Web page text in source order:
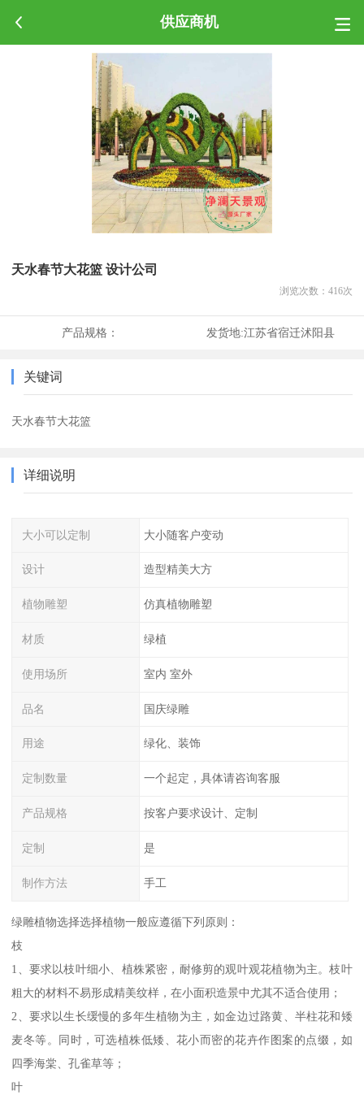
供应商机
天水春节大花篮 设计公司
浏览次数： 416次
产品规格： 发货地:江苏省宿迁沭阳县
关键词
天水春节大花篮
详细说明
大小可以定制 大小随客户变动
设计 造型精美大方
植物雕塑 仿真植物雕塑
材质 绿植
使用场所 室内 室外
品名 国庆绿雕
用途 绿化、装饰
定制数量 一个起定，具体请咨询客服
产品规格 按客户要求设计、定制
定制 是
制作方法 手工
绿雕植物选择选择植物一般应遵循下列原则：
枝
1、要求以枝叶细小、植株紧密，耐修剪的观叶观花植物为主。枝叶
粗大的材料不易形成精美纹样，在小面积造景中尤其不适合使用；
2、要求以生长缓慢的多年生植物为主，如金边过路黄、半柱花和矮
麦冬等。同时，可选植株低矮、花小而密的花卉作图案的点缀，如
四季海棠、孔雀草等；
叶